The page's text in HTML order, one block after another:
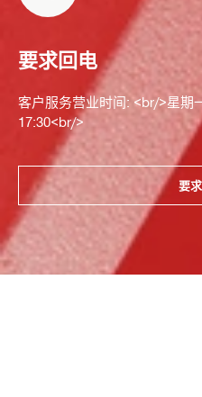
要求回电
客户服务营业时间: <br/>星期
17:30<br/>
要